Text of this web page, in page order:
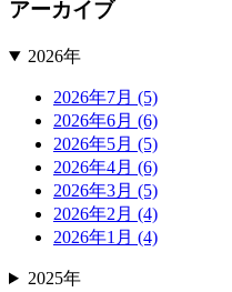
アーカイブ
2026年
2026年7月 (5)
2026年6月 (6)
2026年5月 (5)
2026年4月 (6)
2026年3月 (5)
2026年2月 (4)
2026年1月 (4)
2025年